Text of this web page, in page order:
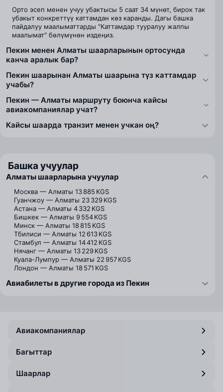
Орто эсеп менен учуу убактысы 5 саат 34 мүнөт, бирок так
убакыт конкреттүү каттамдан көз каранды. Дагы башка
пайдалуу маалыматтарды "Каттамдар тууралуу жалпы
маалымат" бөлүмүнөн издеңиз.
Пекин менен Алматы шаарларынын ортосунда
канча аралык бар?
Пекин шаарынан Алматы шаарына түз каттамдар
учабы?
Пекин — Алматы маршруту боюнча кайсы
авиакомпаниялар учат?
Кайсы шаарда транзит менен учкан оң?
Башка учуулар
Алматы шаарларына учуулар
Москва — Алматы 13 885 KGS
Гуанчжоу — Алматы 23 329 KGS
Астана — Алматы 4 332 KGS
Бишкек — Алматы 9 554 KGS
Минск — Алматы 18 815 KGS
Тбилиси — Алматы 12 613 KGS
Стамбул — Алматы 14 412 KGS
Нячанг — Алматы 13 229 KGS
Куала-Лумпур — Алматы 22 957 KGS
Лондон — Алматы 18 571 KGS
Авиабилеты в другие города из Пекин
Авиакомпаниялар
Багыттар
Шаарлар